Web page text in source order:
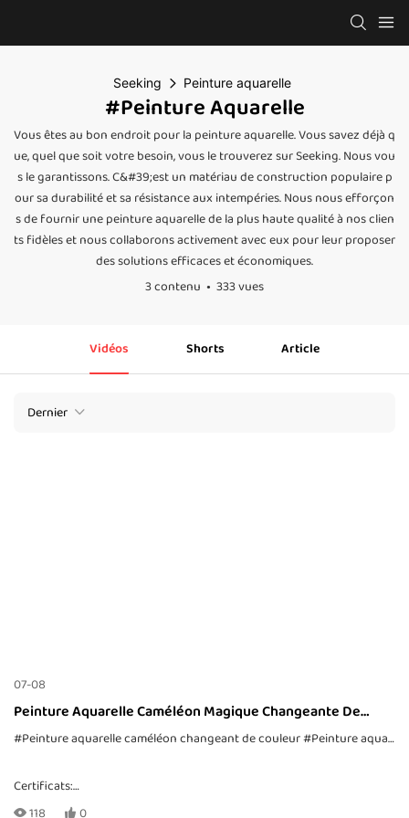
Seeking Peinture aquarelle
#Peinture Aquarelle
Vous êtes au bon endroit pour la peinture aquarelle. Vous savez déjà q
ue, quel que soit votre besoin, vous le trouverez sur Seeking. Nous vou
s le garantissons. C&#39;est un matériau de construction populaire p
our sa durabilité et sa résistance aux intempéries. Nous nous efforçon
s de fournir une peinture aquarelle de la plus haute qualité à nos clien
ts fidèles et nous collaborons activement avec eux pour leur proposer
des solutions efficaces et économiques.
3 contenu
333 vues
Vidéos Shorts Article
Dernier
07-08
Peinture Aquarelle Caméléon Magique Changeante De
Couleur
#Peinture aquarelle caméléon changeant de couleur#Peinture aquarelle
Certificats:
CE, EN71-1, -2, -3, TRA, ASTM-D4236
118 0